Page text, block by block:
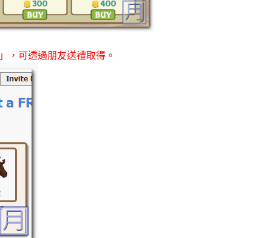
，可透過朋友送禮取得。